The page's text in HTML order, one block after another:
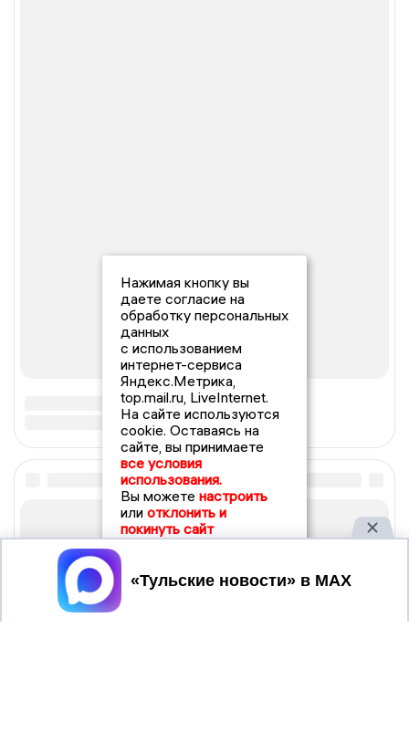
Нажимая кнопку вы
даете согласие на
обработку персональных
данных
с использованием
интернет-сервиса
Яндекс.Метрика,
top.mail.ru, LiveInternet.
На сайте используются
cookie. Оставаясь на
сайте, вы принимаете
все условия
использования.
Вы можете настроить
или отклонить и
покинуть сайт
Принять